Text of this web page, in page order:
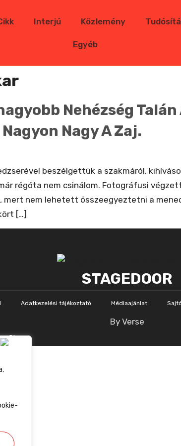
Interjú Közlemény
Egyéb
Nehézség
Nagy A Zaj.
beszélgettük a szakmáról,
régóta nem csinálom. Fotográfusi
nem lehetett összeegyeztetni a
[…]
STAGEDOOR
Adatkezelési tájékoztató Médiaajánlat
By Verse